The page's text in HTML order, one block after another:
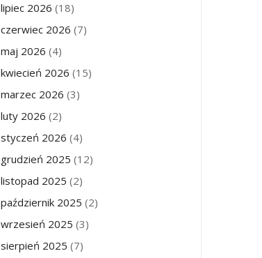
lipiec 2026 (18)
czerwiec 2026 (7)
maj 2026 (4)
kwiecień 2026 (15)
marzec 2026 (3)
luty 2026 (2)
styczeń 2026 (4)
grudzień 2025 (12)
listopad 2025 (2)
październik 2025 (2)
wrzesień 2025 (3)
sierpień 2025 (7)